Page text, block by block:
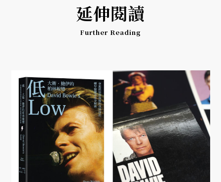
延伸閱讀
Further Reading